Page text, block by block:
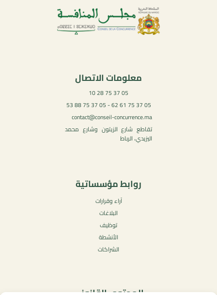
معلومات الاتصال
05 37 75 28 10
05 37 75 61 62 - 05 37 75 88 53
contact@conseil-concurrence.ma
تقاطع شارع الزيتون وشارع محمد
اليزيدي، الرباط
روابط مؤسساتية
آراء وقرارات
البلاغات
توظيف
الأنشطة
الشراكات